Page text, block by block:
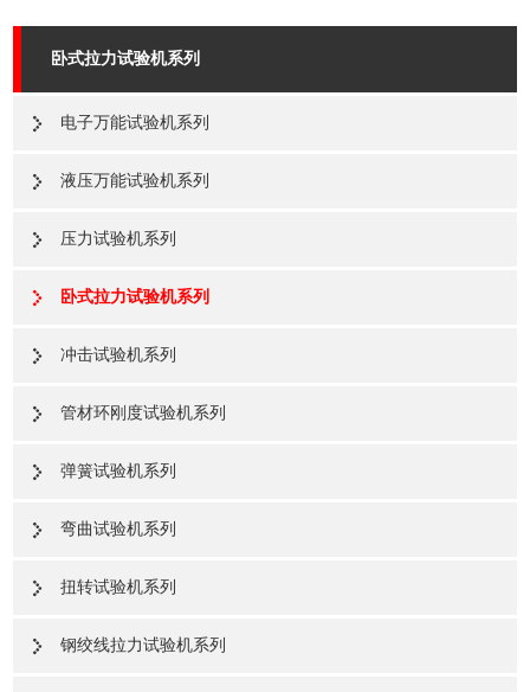
卧式拉力试验机系列
电子万能试验机系列
液压万能试验机系列
压力试验机系列
卧式拉力试验机系列
冲击试验机系列
管材环刚度试验机系列
弹簧试验机系列
弯曲试验机系列
扭转试验机系列
钢绞线拉力试验机系列